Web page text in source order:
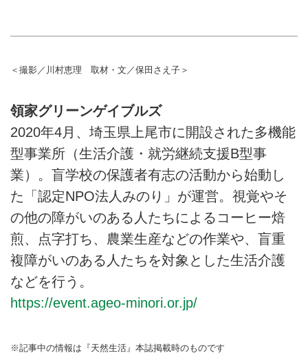
＜撮影／川村恵理 取材・文／保田さえ子＞
領家グリーンゲイブルズ
2020年4月、埼玉県上尾市に開設された多機能
型事業所（生活介護・就労継続支援B型事
業）。盲学校の保護者有志の活動から始動し
た「認定NPO法人みのり」が運営。視覚やそ
の他の障がいのある人たちによるコーヒー焙
煎、点字打ち、農業生産などの作業や、盲重
複障がいのある人たちを対象とした生活介護
などを行う。
https://event.ageo-minori.or.jp/
※記事中の情報は『天然生活』本誌掲載時のものです